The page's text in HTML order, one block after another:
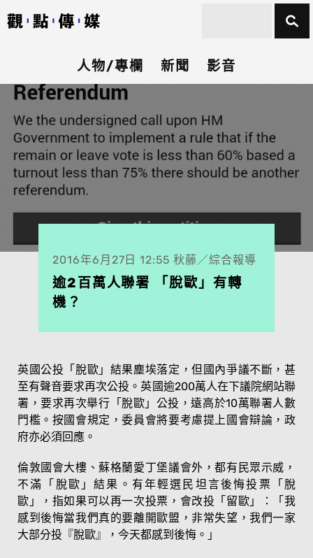
人物/專欄 新聞 影音
2016年6月27日 12:55 秋藤／綜合報導
逾2百萬人聯署 「脫歐」有轉
機？
英國公投「脫歐」結果塵埃落定，但國內爭議不斷，甚
至有聲音要求再次公投。英國逾200萬人在下議院網站聯
署，要求再次舉行「脫歐」公投，遠高於10萬聯署人數
門檻。按國會規定，委員會將要考慮提上國會辯論，政
府亦必須回應。
倫敦國會大樓、蘇格蘭愛丁堡議會外，都有民眾示威，
不滿「脫歐」結果。有年輕選民坦言後悔投票「脫
歐」，指如果可以再一次投票，會改投「留歐」：「我
感到後悔當我們真的要離開歐盟，非常失望，我們一家
大部分投『脫歐』，今天都感到後悔。」